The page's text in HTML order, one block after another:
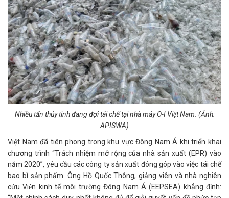
Nhiều tấn thủy tinh đang đợi tái chế tại nhà máy O-I Việt Nam. (Ảnh:
APISWA)
Việt Nam đã tiên phong trong khu vực Đông Nam Á khi triển khai
chương trình “Trách nhiệm mở rộng của nhà sản xuất (EPR) vào
năm 2020”, yêu cầu các công ty sản xuất đóng góp vào việc tái chế
bao bì sản phẩm. Ông Hồ Quốc Thông, giảng viên và nhà nghiên
cứu Viện kinh tế môi trường Đông Nam Á (EEPSEA) khẳng định: